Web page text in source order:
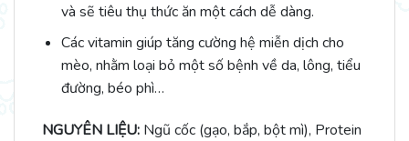
và sẽ tiêu thụ thức ăn một cách dễ dàng.
Các vitamin giúp tăng cường hệ miễn dịch cho
mèo, nhằm loại bỏ một số bệnh về da, lông, tiểu
đường, béo phì…
NGUYÊN LIỆU: Ngũ cốc (gạo, bắp, bột mì), Protein